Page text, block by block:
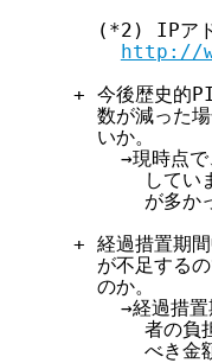
(*2) IPアド
http://
+ 今後歴史的
数が減った
    いか。
→現時点で
してい
が多か
+ 経過措置期
が不足するの
    のか。
→経過措置
者の負
べき金